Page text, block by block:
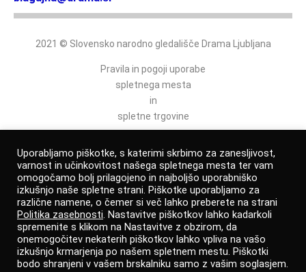
2021 © Slovensko narodno gledališče Drama Ljubljana
Pravila in pogoji uporabe
spletnega mesta
in
spletne trgovine
Politika varovanja osebnih podatkov
Izjava o dostopnosti
Prijava po zakonu o zaščiti prijaviteljev
Avtorji
Uporabljamo piškotke, s katerimi skrbimo za zanesljivost,
varnost in učinkovitost našega spletnega mesta ter vam
omogočamo bolj prilagojeno in najboljšo uporabniško
izkušnjo naše spletne strani. Piškotke uporabljamo za
različne namene, o čemer si več lahko preberete na strani
Politika zasebnosti. Nastavitve piškotkov lahko kadarkoli
spremenite s klikom na Nastavitve z obzirom, da
onemogočitev nekaterih piškotkov lahko vpliva na vašo
izkušnjo krmarjenja po našem spletnem mestu. Piškotki
bodo shranjeni v vašem brskalniku samo z vašim soglasjem.